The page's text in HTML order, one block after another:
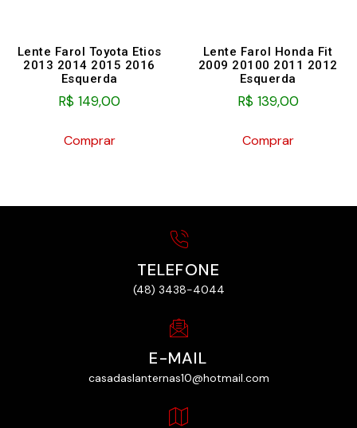
Lente Farol Toyota Etios
2013 2014 2015 2016
Esquerda
R$ 149,00
Comprar
Lente Farol Honda Fit
2009 20100 2011 2012
Esquerda
R$139,00
Comprar
TELEFONE
(48) 3438-4044
E-MAIL
casadaslanternas10@hotmail.com